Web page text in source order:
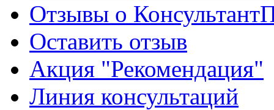
Отзывы о
Оставить отзыв
Акция "Рекомендация"
Линия консультаций